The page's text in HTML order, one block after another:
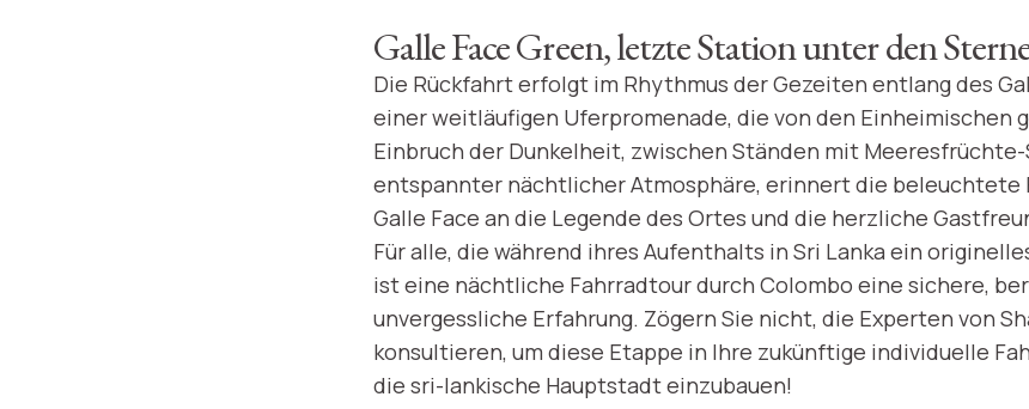
Galle Face Green, letzte Station unter den
Die Rückfahrt erfolgt im Rhythmus der Gezeiten entlang des
einer weitläufigen Uferpromenade, die von den Einheimischen
Einbruch der Dunkelheit, zwischen Ständen mit
entspannter nächtlicher Atmosphäre, erinnert die beleuchtete
Galle Face an die Legende des Ortes und die herzliche
Für alle, die während ihres Aufenthalts in Sri Lanka ein
ist eine nächtliche Fahrradtour durch Colombo eine sichere,
unvergessliche Erfahrung. Zögern Sie nicht, die Experten von
konsultieren, um diese Etappe in Ihre zukünftige individuelle
die sri-lankische Hauptstadt einzubauen!